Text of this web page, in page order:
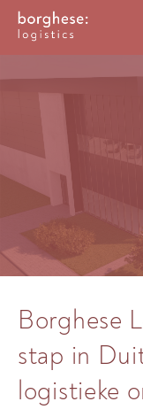
Borghese
stap in
logistieke